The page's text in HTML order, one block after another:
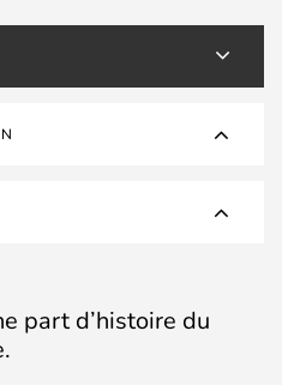
part d’histoire du